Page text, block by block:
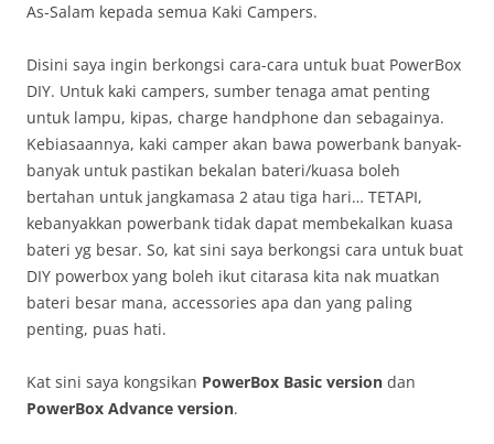
As-Salam kepada semua Kaki Campers.
Disini saya ingin berkongsi cara-cara untuk buat PowerBox
DIY. Untuk kaki campers, sumber tenaga amat penting
untuk lampu, kipas, charge handphone dan sebagainya.
Kebiasaannya, kaki camper akan bawa powerbank banyak-
banyak untuk pastikan bekalan bateri/kuasa boleh
bertahan untuk jangkamasa 2 atau tiga hari… TETAPI,
kebanyakkan powerbank tidak dapat membekalkan kuasa
bateri yg besar. So, kat sini saya berkongsi cara untuk buat
DIY powerbox yang boleh ikut citarasa kita nak muatkan
bateri besar mana, accessories apa dan yang paling
penting, puas hati.
Kat sini saya kongsikan PowerBox Basic version dan
PowerBox Advance version.